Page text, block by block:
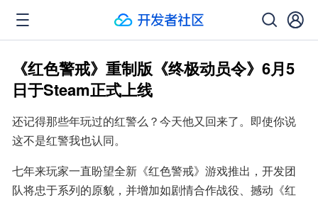
《红色警戒》重制版《终极动员令》6月5
日于Steam正式上线
还记得那些年玩过的红警么？今天他又回来了。即使你说
这不是红警我也认同。
七年来玩家一直盼望全新《红色警戒》游戏推出，开发团
队将忠于系列的原貌，并增加如剧情合作战役、撼动《红